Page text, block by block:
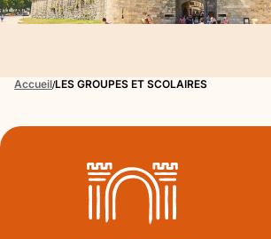
Accueil LES GROUPES ET SCOLAIRES